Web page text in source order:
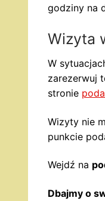
godziny na
Wizyta
W
zarezerwuj
stronie
Wizyty nie
punkcie
Wejdź na
Dbajmy o